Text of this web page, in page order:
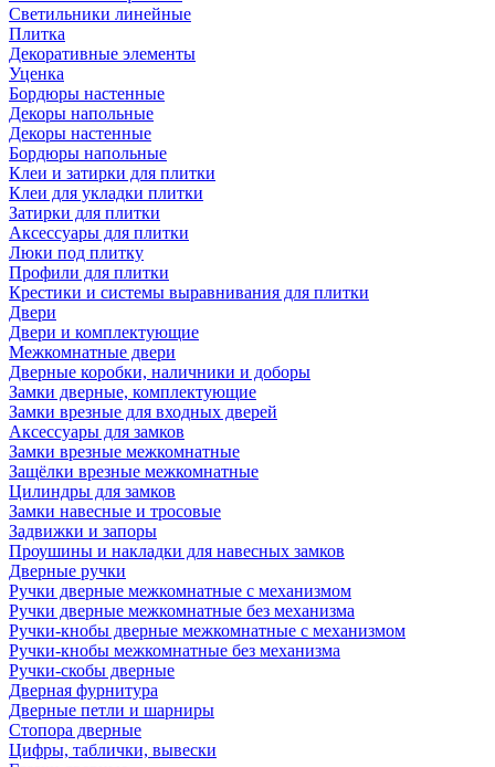
Светильники линейные
Плитка
Декоративные элементы
Уценка
Бордюры настенные
Декоры напольные
Декоры настенные
Бордюры напольные
Клеи и затирки для плитки
Клеи для укладки плитки
Затирки для плитки
Аксессуары для плитки
Люки под плитку
Профили для плитки
Крестики и системы выравнивания для плитки
Двери
Двери и комплектующие
Межкомнатные двери
Дверные коробки, наличники и доборы
Замки дверные, комплектующие
Замки врезные для входных дверей
Аксессуары для замков
Замки врезные межкомнатные
Защёлки врезные межкомнатные
Цилиндры для замков
Замки навесные и тросовые
Задвижки и запоры
Проушины и накладки для навесных замков
Дверные ручки
Ручки дверные межкомнатные с механизмом
Ручки дверные межкомнатные без механизма
Ручки-кнобы дверные межкомнатные с механизмом
Ручки-кнобы межкомнатные без механизма
Ручки-скобы дверные
Дверная фурнитура
Дверные петли и шарниры
Стопора дверные
Цифры, таблички, вывески